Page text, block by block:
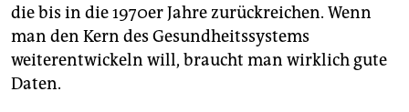
die bis in die 1970er Jahre zurückreichen. Wenn
man den Kern des Gesundheitssystems
weiterentwickeln will, braucht man wirklich gute
Daten.